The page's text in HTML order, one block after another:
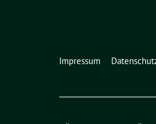
Impressum